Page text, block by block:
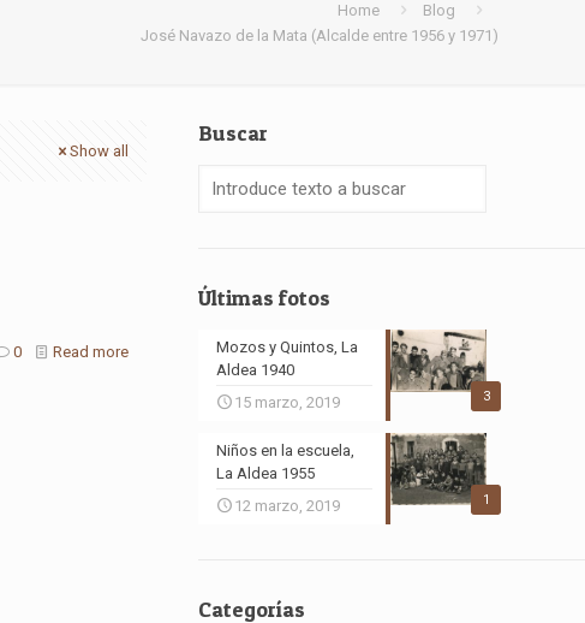
Home
Blog
José Navazo de la Mata (Alcalde entre 1956 y 1971)
Show all
0 Read more
Buscar
Últimas fotos
3
Mozos y Quintos, La
Aldea 1940
15 marzo, 2019
1
Niños en la escuela,
La Aldea 1955
12 marzo, 2019
Categorías